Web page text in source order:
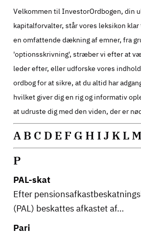
Velkommen til InvestorOrdbogen, din
kapitalforvalter, står vores leksikon
en omfattende dækning af emner, fra
'optionsskrivning', stræber vi efter at
leder efter, eller udforske vores
ordbog for at sikre, at du altid har
hvilket giver dig en rig og informativ
at udruste dig med den viden, der er
A B C D E F G H IJ K L M
P
PAL-skat
Efter
(PAL) beskattes afkastet af…
Pari